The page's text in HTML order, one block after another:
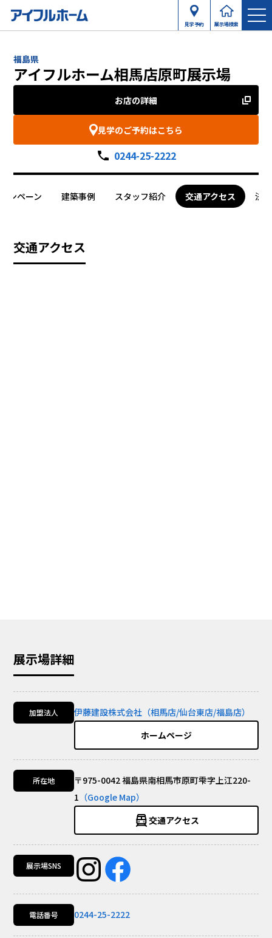
見学予約 展示場検索
福島県
アイフルホーム相馬店原町展示場
お店の詳細
見学のご予約はこちら
0244-25-2222
ンペーン 建築事例 スタッフ紹介 交通アクセス 法
交通アクセス
展示場詳細
加盟法人
伊藤建設株式会社（相馬店/仙台東店/福島店）
ホームページ
所在地
〒975-0042 福島県南相馬市原町雫字上江220-
1 （Google Map）
交通アクセス
展示場SNS
電話番号 0244-25-2222